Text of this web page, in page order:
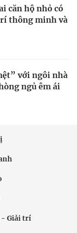
căn hộ nhỏ có
thông minh và
với ngôi nhà
ngủ êm ái
- Giải trí